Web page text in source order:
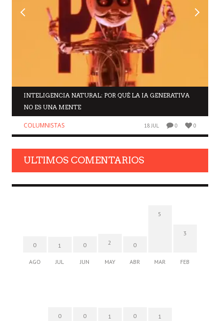
INTELIGENCIA NATURAL: POR QUÉ LA IA GENERATIVA
NO ES UNA MENTE
COLUMNISTAS 18 JUL 0 0
ULTIMOS COMENTARIOS
0
AGO
1
JUL
0
JUN
2
MAY
0
ABR
5
MAR
3
FEB
0 0 1 0 1